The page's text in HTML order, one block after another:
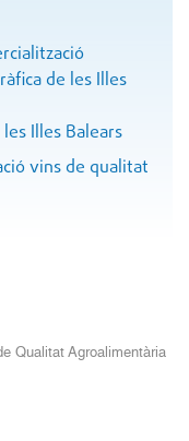
de les Illes
Illes Balears
vins de qualitat
Agroalimentària